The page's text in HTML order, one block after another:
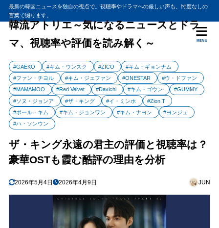
最新の韓国ニュースを独自の視点で。視聴率やドラマへの厳しい声も、忖度なしの
言葉で綴ります。
韓流アトリエ～気になるニュースとドラ
マ、視聴率や評価を読み解く～
MENU
#GAEKO #キム・ウンスク #ZICO
#キム・ギョンナム
#ファン・チヨル
#キム・ジェファン #ONESTAR
#ウ・ドファン
#MAMAMOO
#Red Velvet #Davichi #キム・ゴウン
#GUMMY
#ソヌ・ジョンア
#ザ・キング #イ・ミンホ
#Zion.T
#ポール・キム
#キム・ジョンワン #キム・ナヨン
#ヨンジュ
#ハ・ソンウン
ザ・キング永遠の君主の評価と視聴率は？
豪華OSTも霞む酷評の理由を分析
2026年5月4日 2026年4月9日 JUN